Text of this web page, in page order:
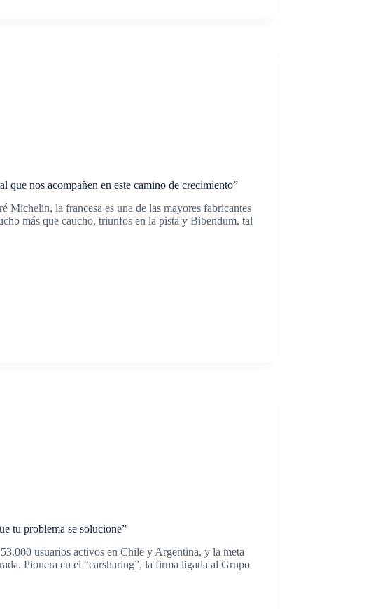
nos acompañen en este camino de crecimiento”
Michelin, la francesa es una de las mayores fabricantes
más que caucho, triunfos en la pista y Bibendum, tal
tu problema se solucione”
usuarios activos en Chile y Argentina, y la meta
Pionera en el “carsharing”, la firma ligada al Grupo